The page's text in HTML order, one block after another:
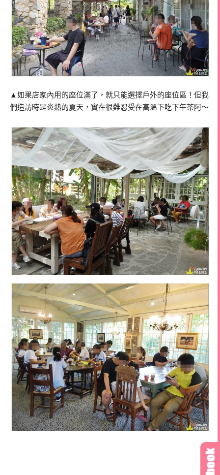
▲如果店家內用的座位滿了，就只能選擇戶外的座位區！但我
們造訪時是炎熱的夏天，實在很難忍受在高溫下吃下午茶阿～